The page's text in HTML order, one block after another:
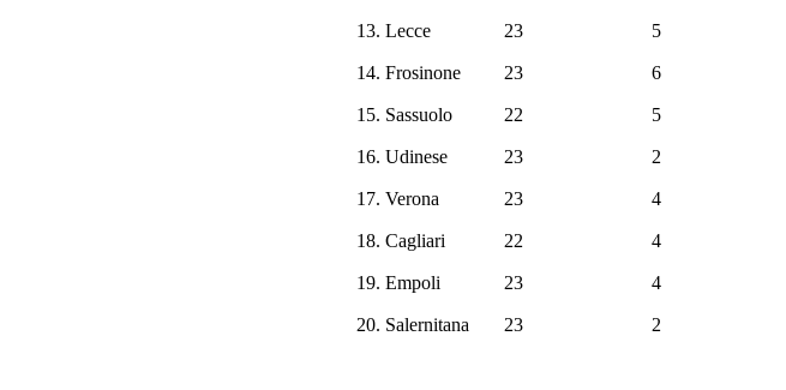
13. Lecce 23 5
14. Frosinone 23 6
15. Sassuolo 22 5
16. Udinese 23 2
17. Verona 23 4
18. Cagliari 22 4
19. Empoli 23 4
20. Salernitana 23 2